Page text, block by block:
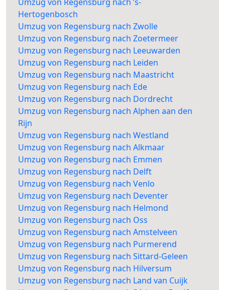
Hertogenbosch
Umzug von Regensburg nach Zwolle
Umzug von Regensburg nach Zoetermeer
Umzug von Regensburg nach Leeuwarden
Umzug von Regensburg nach Leiden
Umzug von Regensburg nach Maastricht
Umzug von Regensburg nach Ede
Umzug von Regensburg nach Dordrecht
Umzug von Regensburg nach Alphen aan den
Rijn
Umzug von Regensburg nach Westland
Umzug von Regensburg nach Alkmaar
Umzug von Regensburg nach Emmen
Umzug von Regensburg nach Delft
Umzug von Regensburg nach Venlo
Umzug von Regensburg nach Deventer
Umzug von Regensburg nach Helmond
Umzug von Regensburg nach Oss
Umzug von Regensburg nach Amstelveen
Umzug von Regensburg nach Purmerend
Umzug von Regensburg nach Sittard-Geleen
Umzug von Regensburg nach Hilversum
Umzug von Regensburg nach Land van Cuijk